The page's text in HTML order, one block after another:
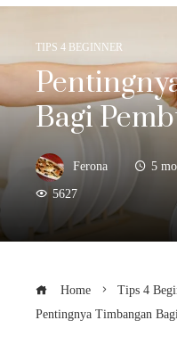
TIPS 4 BEGINNER
Bagi
Ferona 5
5627
Home
Tips 4
Pentingnya Timbangan